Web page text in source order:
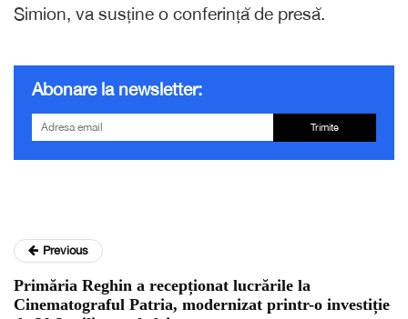
Simion, va susține o conferință de presă.
Abonare la newsletter:
Trimite
Previous
Primăria Reghin a recepționat lucrările la
Cinematograful Patria, modernizat printr-o investiție